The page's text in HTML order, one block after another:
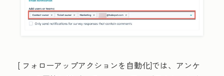
[ フォローアップアクションを自動化]では、アンケ